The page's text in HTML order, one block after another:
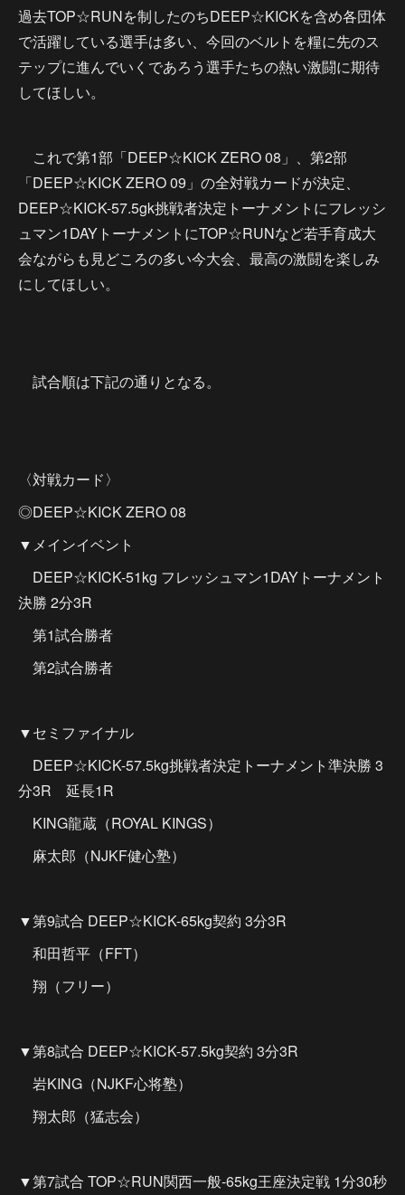
過去TOP☆RUNを制したのちDEEP☆KICKを含め各団体
で活躍している選手は多い、今回のベルトを糧に先のス
テップに進んでいくであろう選手たちの熱い激闘に期待
してほしい。
これで第1部「DEEP☆KICK ZERO 08」、第2部
「DEEP☆KICK ZERO 09」の全対戦カードが決定、
DEEP☆KICK-57.5gk挑戦者決定トーナメントにフレッシ
ュマン1DAYトーナメントにTOP☆RUNなど若手育成大
会ながらも見どころの多い今大会、最高の激闘を楽しみ
にしてほしい。
試合順は下記の通りとなる。
〈対戦カード〉
◎DEEP☆KICK ZERO 08
▼メインイベント
DEEP☆KICK-51kg フレッシュマン1DAYトーナメント
決勝 2分3R
第1試合勝者
第2試合勝者
▼セミファイナル
DEEP☆KICK-57.5kg挑戦者決定トーナメント準決勝 3
分3R 延長1R
KING龍蔵（ROYAL KINGS）
麻太郎（NJKF健心塾）
▼第9試合 DEEP☆KICK-65kg契約 3分3R
和田哲平（FFT）
翔（フリー）
▼第8試合 DEEP☆KICK-57.5kg契約 3分3R
岩KING（NJKF心将塾）
翔太郎（猛志会）
▼第7試合 TOP☆RUN関西一般-65kg王座決定戦 1分30秒